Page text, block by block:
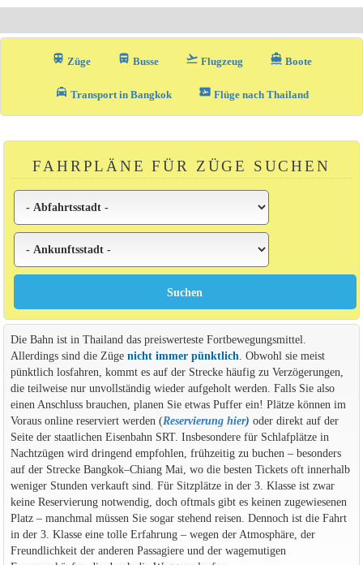
train Züge directions_bus_filled Busse flight_takeoff Flugzeug directions_boat Boote
local_taxi Transport in Bangkok airplane_ticket Flüge nach Thailand
FAHRPLÄNE FÜR ZÜGE SUCHEN
Die Bahn ist in Thailand das preiswerteste Fortbewegungsmittel.
Allerdings sind die Züge nicht immer pünktlich . Obwohl sie meist
pünktlich losfahren, kommt es auf der Strecke häufig zu Verzögerungen,
die teilweise nur unvollständig wieder aufgeholt werden. Falls Sie also
einen Anschluss brauchen, planen Sie etwas Puffer ein! Plätze können im
Voraus online reserviert werden (Reservierung hier) oder direkt auf der
Seite der staatlichen Eisenbahn SRT. Insbesondere für Schlafplätze in
Nachtzügen wird dringend empfohlen, frühzeitig zu buchen – besonders
auf der Strecke Bangkok–Chiang Mai, wo die besten Tickets oft innerhalb
weniger Stunden verkauft sind. Für Sitzplätze in der 3. Klasse ist zwar
keine Reservierung notwendig, doch oftmals gibt es keinen zugewiesenen
Platz – manchmal müssen Sie sogar stehend reisen. Dennoch ist die Fahrt
in der 3. Klasse eine tolle Erfahrung – wegen der Atmosphäre, der
Freundlichkeit der anderen Passagiere und der wagemutigen